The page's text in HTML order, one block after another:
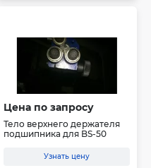
Цена по запросу
Тело верхнего держателя
подшипника для BS-50
Узнать цену